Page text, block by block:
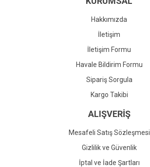
Gönder
Hakkımızda
İletişim
İletişim Formu
Havale Bildirim Formu
Sipariş Sorgula
Kargo Takibi
ALIŞVERİŞ
Mesafeli Satış Sözleşmesi
Gizlilik ve Güvenlik
İptal ve İade Şartları